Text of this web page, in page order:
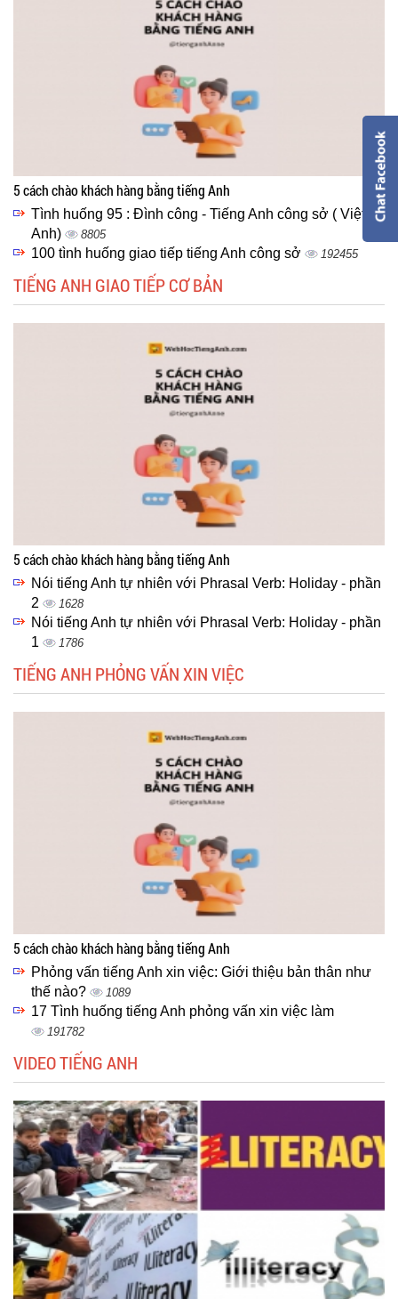
5 cách chào khách hàng bằng tiếng Anh
Tình huống 95 : Đình công - Tiếng Anh công sở ( Việt -
Anh)
8805
100 tình huống giao tiếp tiếng Anh công sở 192455
TIẾNG ANH GIAO TIẾP CƠ BẢN
5 cách chào khách hàng bằng tiếng Anh
Nói tiếng Anh tự nhiên với Phrasal Verb: Holiday - phần
2
1628
Nói tiếng Anh tự nhiên với Phrasal Verb: Holiday - phần
1
1786
TIẾNG ANH PHỎNG VẤN XIN VIỆC
5 cách chào khách hàng bằng tiếng Anh
Phỏng vấn tiếng Anh xin việc: Giới thiệu bản thân như
thế nào?
1089
17 Tình huống tiếng Anh phỏng vấn xin việc làm
191782
VIDEO TIẾNG ANH